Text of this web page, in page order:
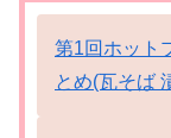
第1回ホット
とめ(瓦そば